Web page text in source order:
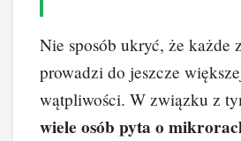
Nie sposób ukryć, że każde
prowadzi do jeszcze
wątpliwości. W związku z
wiele osób pyta o